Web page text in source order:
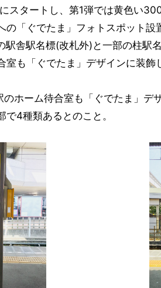
スタートし、第1弾では黄色い
の「ぐでたま」フォトスポット設
舎駅名標(改札外)と一部の柱駅
室も「ぐでたま」デザインに装飾
ホーム待合室も「ぐでたま」デ
で4種類あるとのこと。